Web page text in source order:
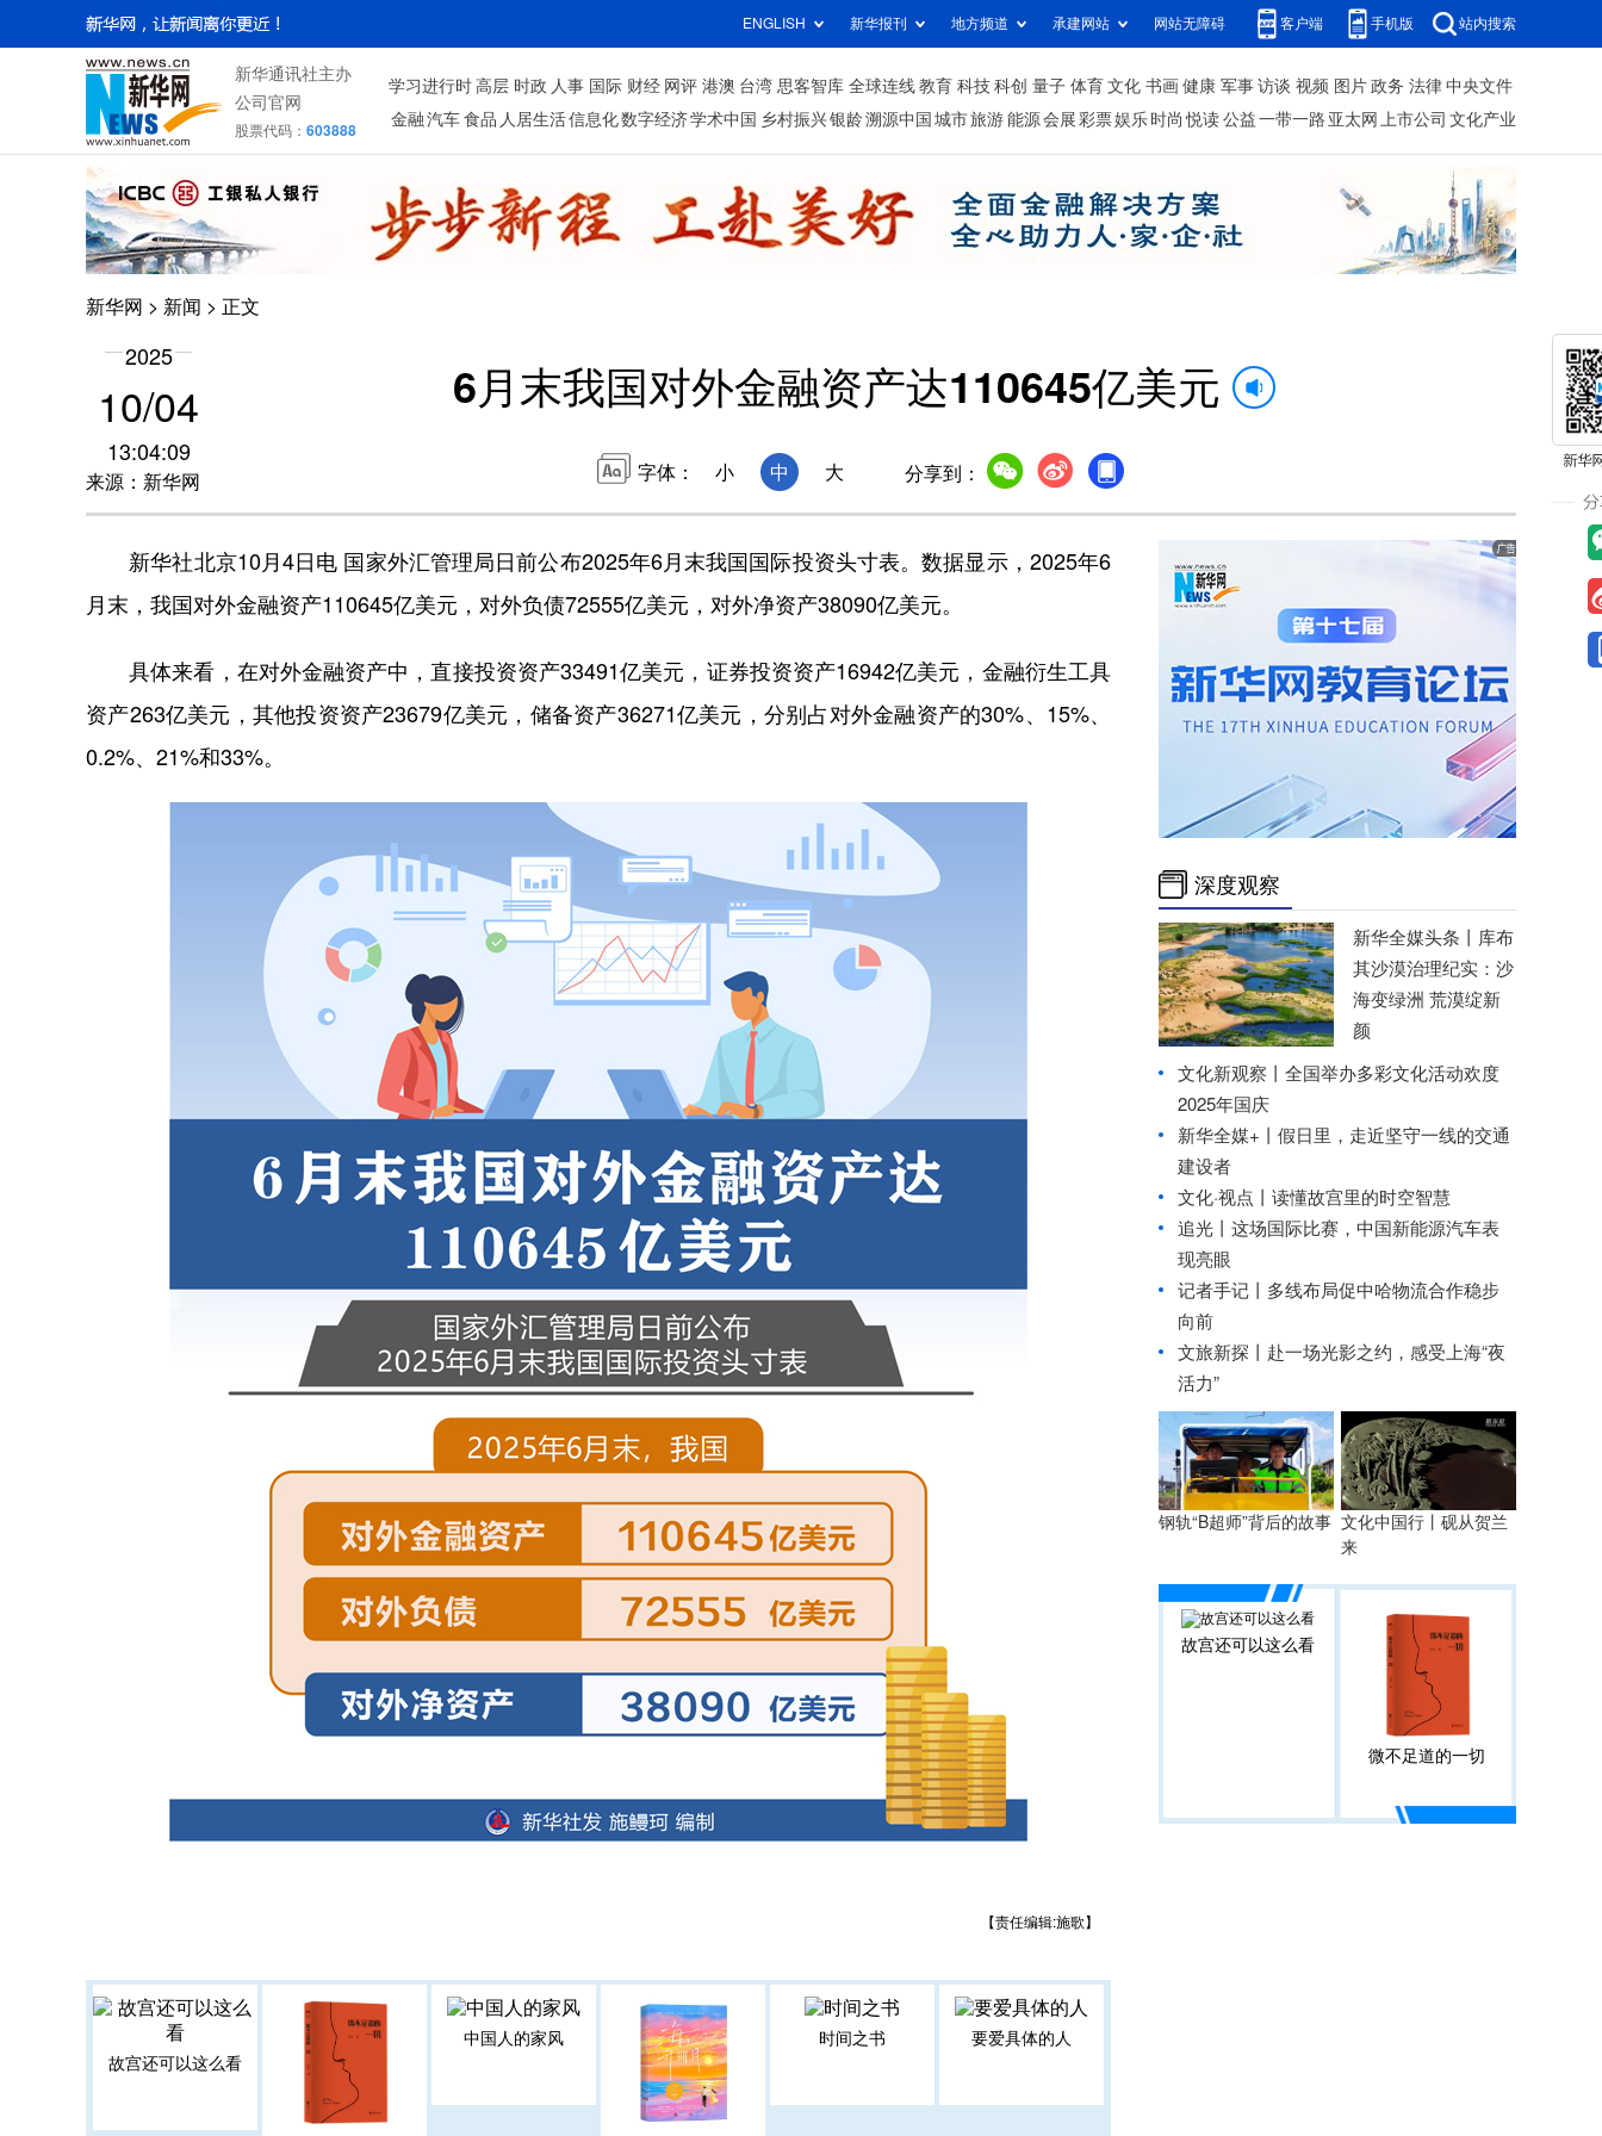
ENGLISH 新华报刊 地方频道 承建网站 网站无障碍 客户端 手机版 站内搜索
新华通讯社主办
公司官网
股票代码： 603888
学习进行时 高层 时政 人事 国际 财经 网评 港澳 台湾 思客智库 全球连线 教育 科技 科创 量子 体育 文化 书画 健康 军事 访谈 视频 图片 政务 法律 中央文件
金融 汽车 食品 人居生活信息化数字经济学术中国 乡村振兴银龄溯源中国 城市旅游 能源 会展 彩票娱乐 时尚 悦读 公益 一带一路 亚太网 上市公司 文化产业
新华网 > 新闻 > 正文
2025
10/04
13:04:09
来源：新华网
6月末我国对外金融资产达110645亿美元
字体： 小 中 大 分享到：
新华社北京10月4日电 国家外汇管理局日前公布2025年6月末我国国际投资头寸表。数据显示，2025年6
月末，我国对外金融资产110645亿美元，对外负债72555亿美元，对外净资产38090亿美元。
具体来看，在对外金融资产中，直接投资资产33491亿美元，证券投资资产16942亿美元，金融衍生工具
资产263亿美元，其他投资资产23679亿美元，储备资产36271亿美元，分别占对外金融资产的30%、15%、
0.2%、21%和33%。
【责任编辑:施歌】
故宫还可以这么看
中国人的家风 时间之书 要爱具体的人
深度观察
新华全媒头条丨
库布
其沙漠治理纪实：沙
海变绿洲 荒漠绽新
颜
文化新观察丨 全国举办多彩文化活动欢度
2025年国庆
新华全媒+丨 假日里，走近坚守一线的交通
建设者
文化·视点丨读懂故宫里的时空智慧
追光丨 这场国际比赛，中国新能源汽车表
现亮眼
记者手记丨多线布局促中哈物流合作稳步
向前
文旅新探丨赴一场光影之约，感受上海“夜
活力”
钢轨“B超师”背后的故事 文化中国行丨 砚从贺兰
来
故宫还可以这么看
微不足道的一切